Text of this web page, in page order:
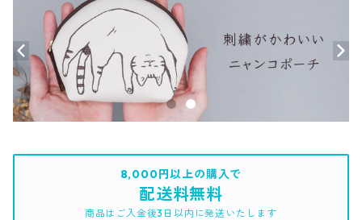
8,000円以上の購入で
配送料無料
商品はご入金後3日以内に発送いたします